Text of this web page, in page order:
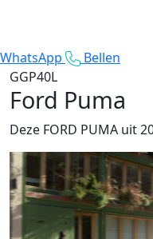
WhatsApp
Bellen
GGP40L
Ford Puma
Deze FORD PUMA uit